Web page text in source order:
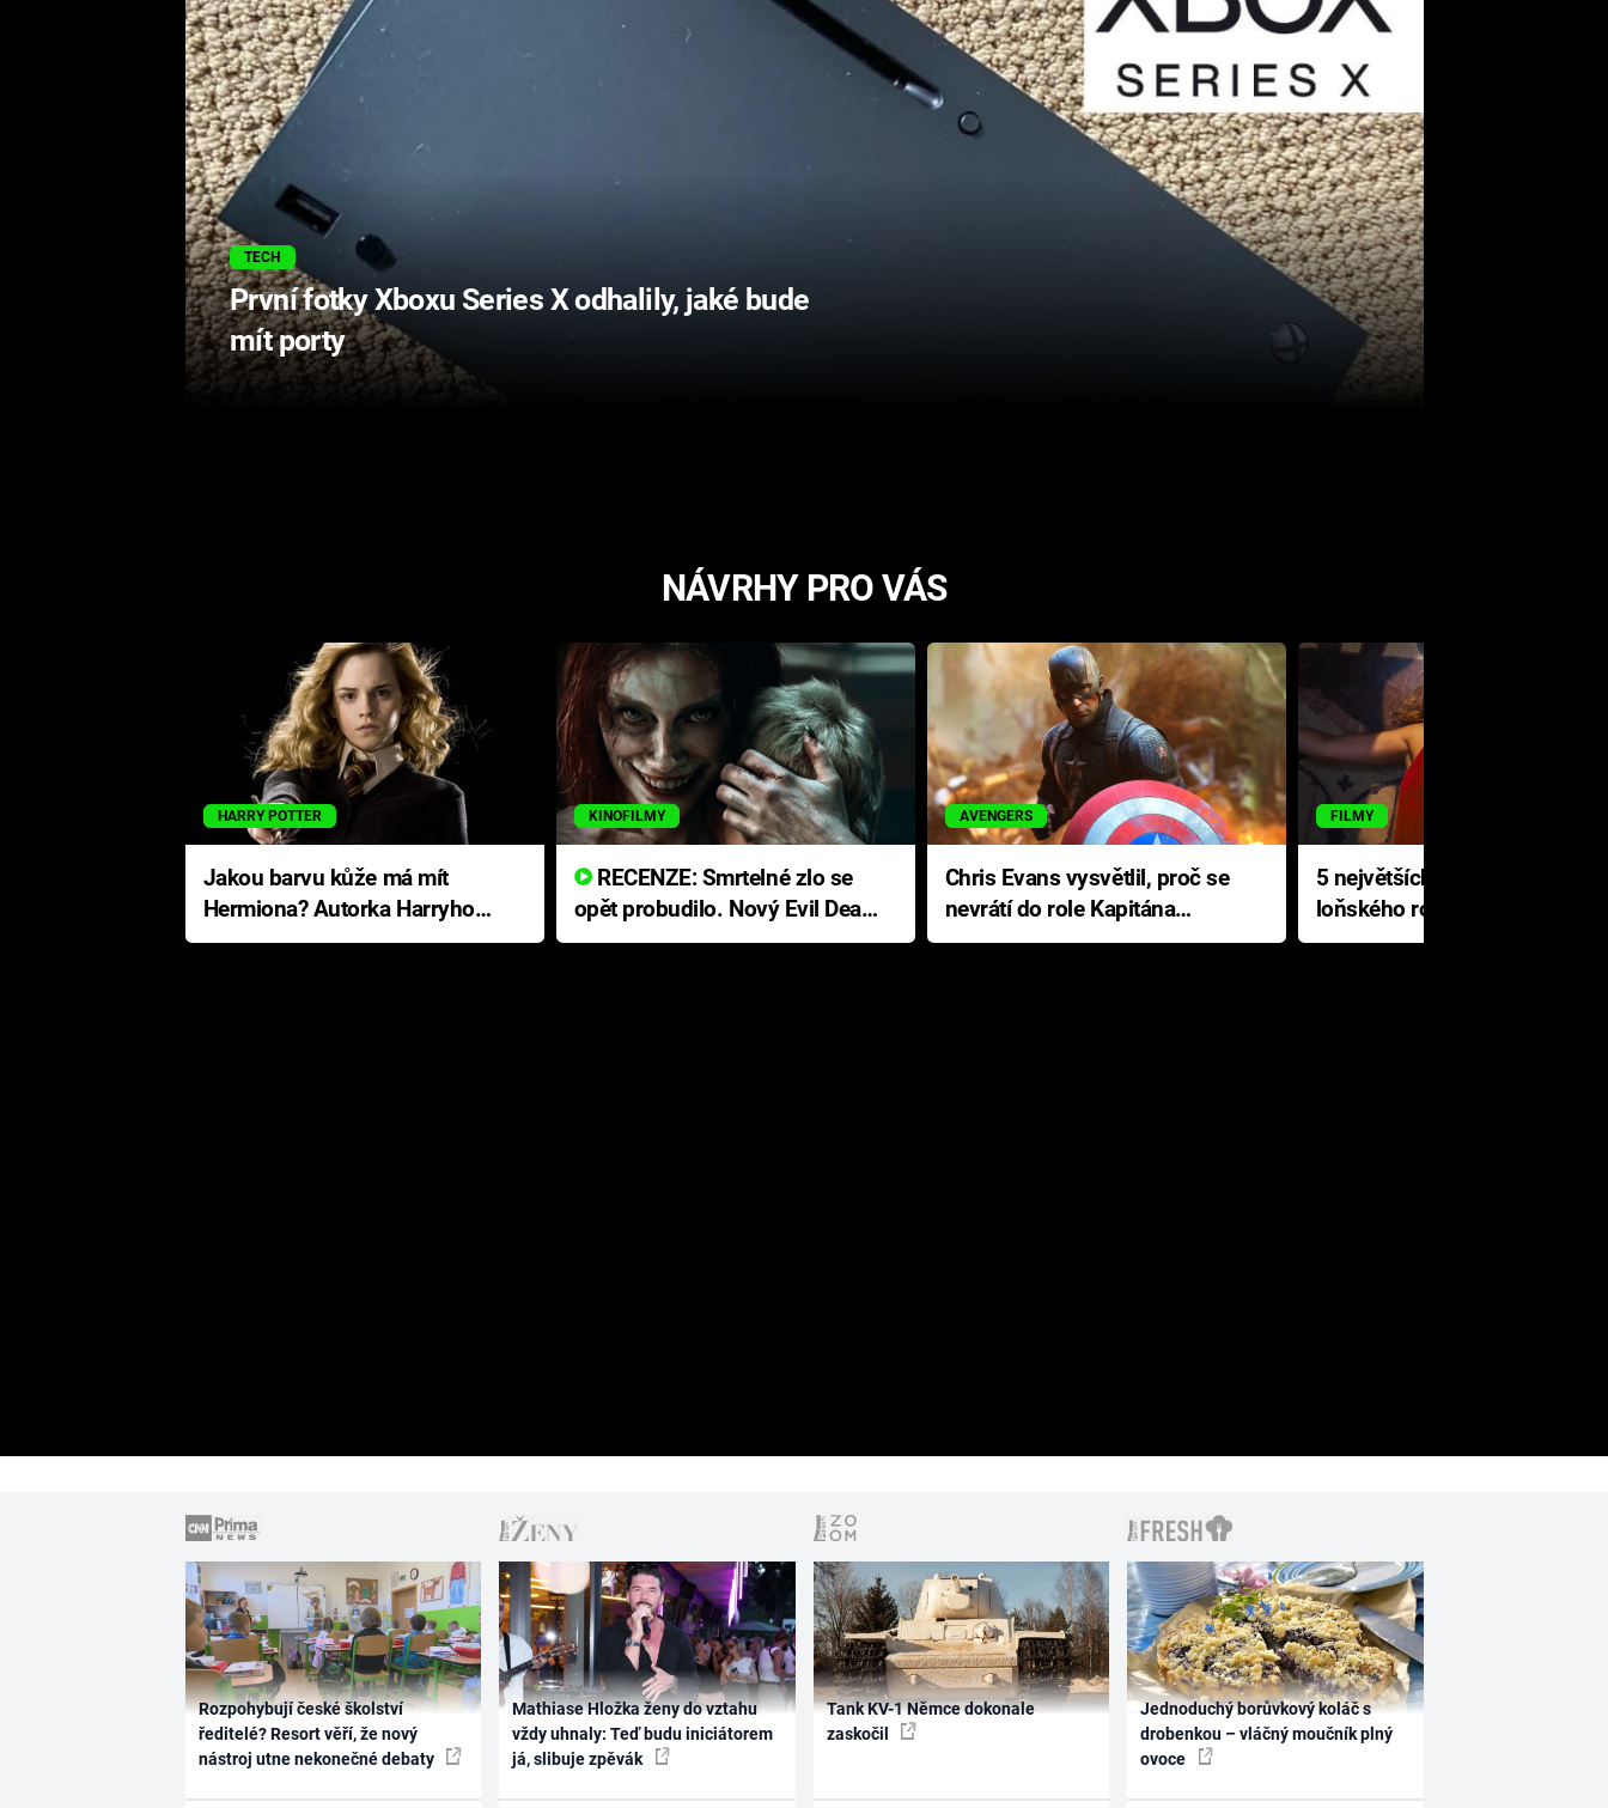
TECH
První fotky Xboxu Series X odhalily, jaké bude
mít porty
NÁVRHY PRO VÁS
HARRY POTTER
Jakou barvu kůže má mít
Hermiona? Autorka Harryho
Pottera přišla s ráznou
KINOFILMY
RECENZE: Smrtelné zlo se
opět probudilo. Nový Evil Dead
přichází s neodolatelnou
AVENGERS
Chris Evans vysvětlil, proč se
nevrátí do role Kapitána
Ameriky
FILMY
5 největších propadáků
loňského roku: Disney na
jediné katastrofě prodělal 200
Rozpohybují české školství
ředitelé? Resort věří, že nový
nástroj utne nekonečné debaty
Mathiase Hložka ženy do vztahu
vždy uhnaly: Teď budu iniciátorem
já, slibuje zpěvák
Tank KV-1 Němce dokonale
zaskočil
Jednoduchý borůvkový koláč s
drobenkou – vláčný moučník plný
ovoce